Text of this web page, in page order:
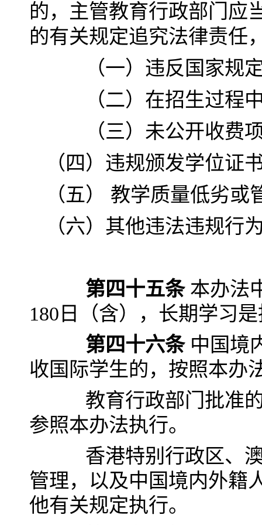
的，主管教育行政部门应
的有关规定追究法律责任
（一）违反国家规定
（二）在招生过程中
（三）未公开收费项
（四）违规颁发学位证
（五） 教学质量低劣
（六）其他违法违规行
第四十五条本办法
180日（含），长期学习
第四十六条中国境
收国际学生的，按照本办
教育行政部门批准的
参照本办法执行。
香港特别行政区、澳
管理，以及中国境内外籍
他有关规定执行。